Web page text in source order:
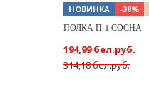
НОВИНКА -38%
ПОЛКА П-1 СОСНА
314,18 бел.руб.
194,99 бел.руб.